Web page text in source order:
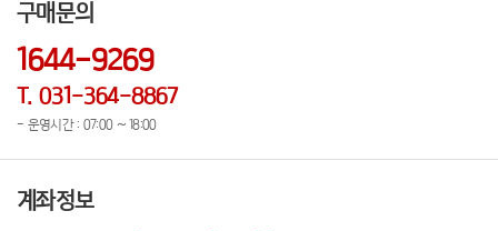
구매문의
1644-9269
T. 031-364-8867
- 운영시간 : 07:00 ~ 18:00
계좌정보